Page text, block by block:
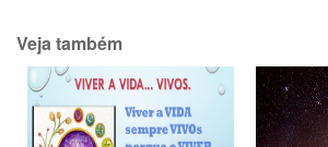
Veja também